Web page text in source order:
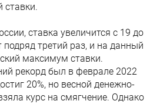
ставка увеличится с 19 до
подряд третий раз, и на данный
максимум ставки.
рекорд был в феврале 2022
20%, но весной денежно-
курс на смягчение. Однако